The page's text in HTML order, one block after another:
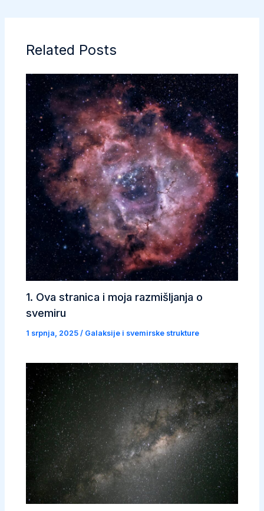
Related Posts
1. Ova stranica i moja razmišljanja o
svemiru
1 srpnja, 2025/ Galaksije i svemirske strukture